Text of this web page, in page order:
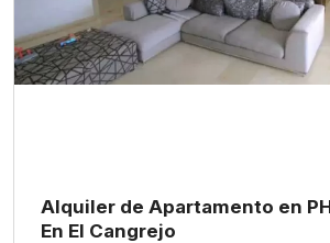
Alquiler de Apartamento en
En El Cangrejo